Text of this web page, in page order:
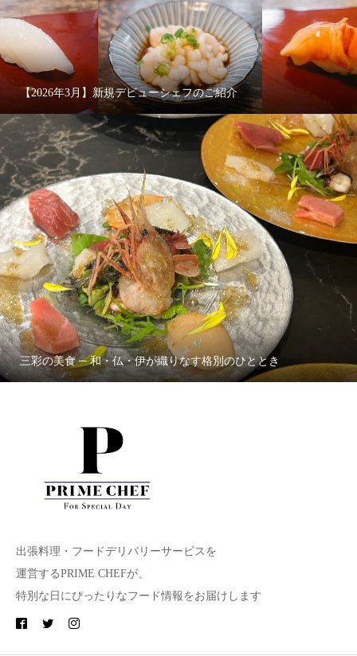
【2026年3月】新規デビューシェフのご紹介
三彩の美食 ─ 和・仏・伊が織りなす格別のひととき
出張料理・フードデリバリーサービスを
運営するPRIME CHEFが、
特別な日にぴったりなフード情報をお届けします